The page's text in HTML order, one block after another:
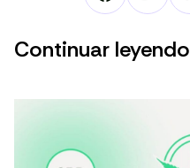
Continuar leyendo